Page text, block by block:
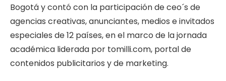
Bogotá y contó con la participación de ceo´s de
agencias creativas, anunciantes, medios e invitados
especiales de 12 países, en el marco de la jornada
académica liderada por tomilli.com, portal de
contenidos publicitarios y de marketing.